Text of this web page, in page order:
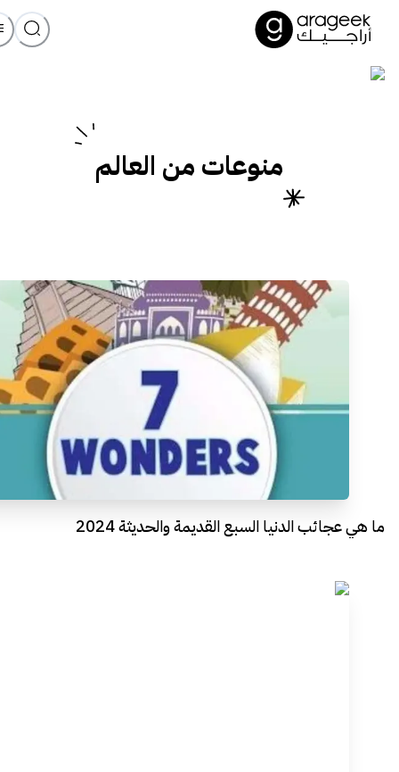
منوعات من العالم
ما هي عجائب الدنيا السبع القديمة والحديثة 2024